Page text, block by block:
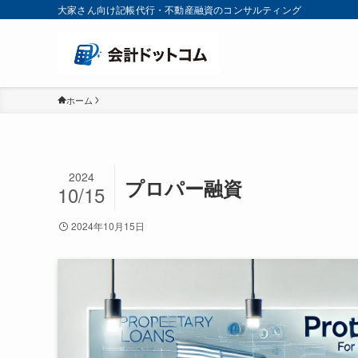
大家さん向け記帳代行・不動産融資のコンサルティング
ホーム
プロパー融資
2024
10/15
2024年10月15日